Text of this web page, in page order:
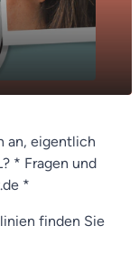
01:23
an, eigentlich
* Fragen und
*
finden Sie